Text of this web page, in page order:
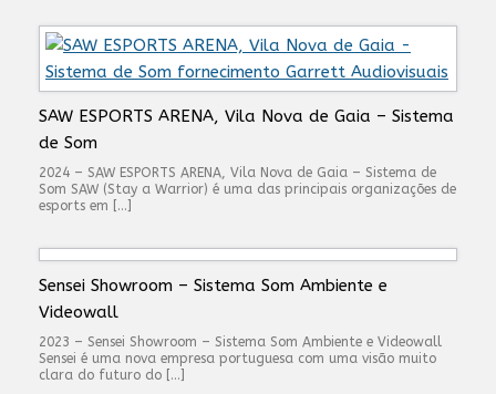
SAW ESPORTS ARENA, Vila Nova de Gaia – Sistema
de Som
2024 – SAW ESPORTS ARENA, Vila Nova de Gaia – Sistema de
Som SAW (Stay a Warrior) é uma das principais organizações de
esports em […]
Sensei Showroom – Sistema Som Ambiente e
Videowall
2023 – Sensei Showroom – Sistema Som Ambiente e Videowall
Sensei é uma nova empresa portuguesa com uma visão muito
clara do futuro do […]